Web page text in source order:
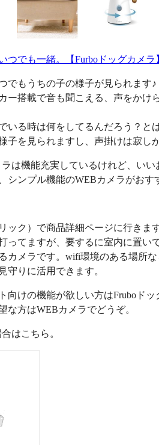
つでも一緒。【Furboドッグカメラ
でもうちの子の様子が見られます♪
ー搭載で音も聞こえる、声をかけ
いる時は何をしてるんだろう？と
子を見られますし、声掛けは寂し
ラは機能充実しているけれど、い
シンプル機能のWEBカメラがおす
ック）で商品詳細ページに行きます
ってますが、要するに室内に置い
カメラです。wifi環境のある場所
守りに活用できます。
向けの機能が欲しい方はFruboド
な方はWEBカメラでどうぞ。
はこちら。